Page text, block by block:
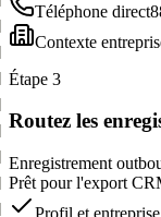
Téléphone direct
Contexte
Étape 3
Routez les
Enregistrement
Prêt pour l'export